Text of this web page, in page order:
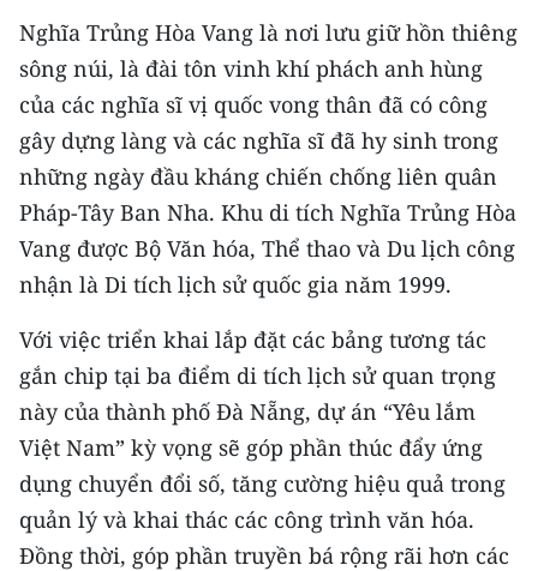
Nghĩa Trủng Hòa Vang là nơi lưu giữ hồn thiêng
sông núi, là đài tôn vinh khí phách anh hùng
của các nghĩa sĩ vị quốc vong thân đã có công
gây dựng làng và các nghĩa sĩ đã hy sinh trong
những ngày đầu kháng chiến chống liên quân
Pháp-Tây Ban Nha. Khu di tích Nghĩa Trủng Hòa
Vang được Bộ Văn hóa, Thể thao và Du lịch công
nhận là Di tích lịch sử quốc gia năm 1999.
Với việc triển khai lắp đặt các bảng tương tác
gắn chip tại ba điểm di tích lịch sử quan trọng
này của thành phố Đà Nẵng, dự án “Yêu lắm
Việt Nam” kỳ vọng sẽ góp phần thúc đẩy ứng
dụng chuyển đổi số, tăng cường hiệu quả trong
quản lý và khai thác các công trình văn hóa.
Đồng thời, góp phần truyền bá rộng rãi hơn các